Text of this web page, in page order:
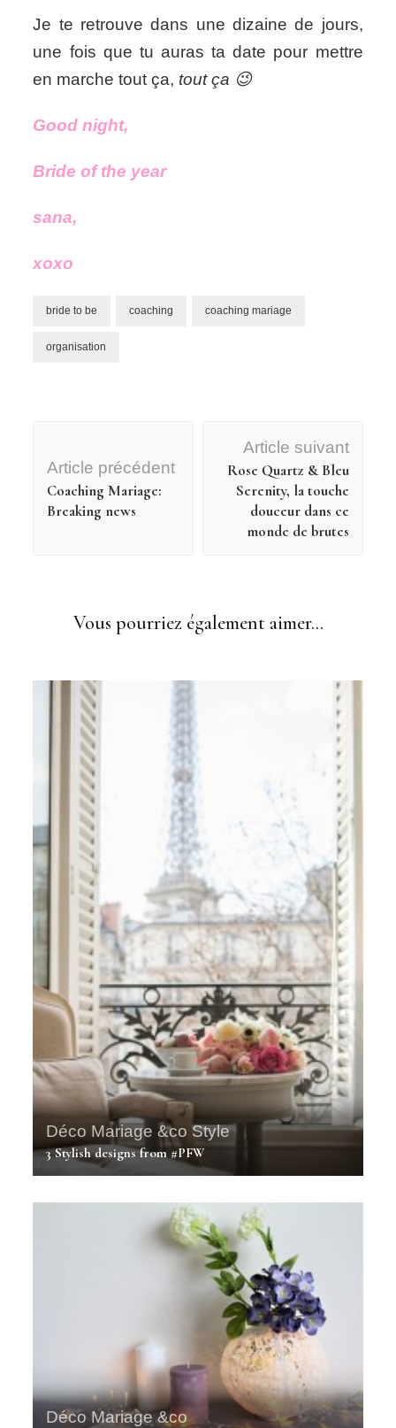
Je te retrouve dans une dizaine de jours,
une fois que tu auras ta date pour mettre
en marche tout ça, tout ça 😉
Good night,
Bride of the year
sana,
xoxo
bride to be coaching coaching mariage
organisation
d'article
Article précédent
Coaching Mariage:
Breaking news
Article suivant
Rose Quartz & Bleu
Serenity, la touche
douceur dans ce
monde de brutes
Vous pourriez également aimer...
Inspiration Mariage du jour
Déco Mariage &co Style
3 Stylish designs from #PFW
Déco Mariage &co